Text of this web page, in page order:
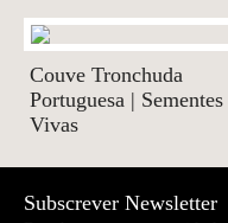
Couve Tronchuda
Portuguesa | Sementes
Vivas
Subscrever Newsletter